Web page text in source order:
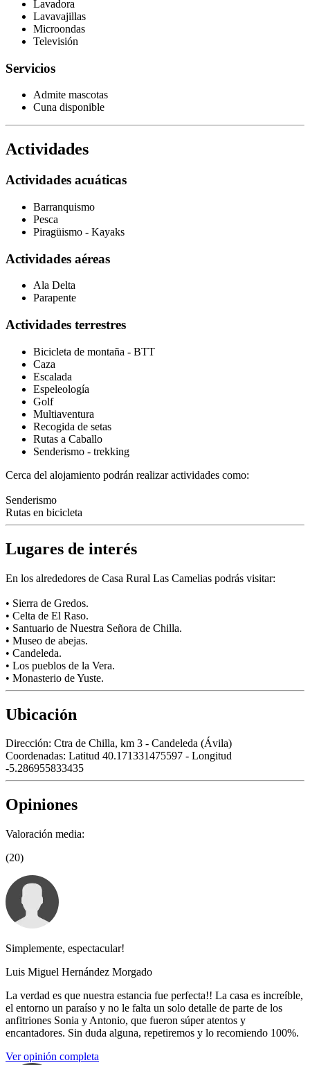
Lavadora
Lavavajillas
Microondas
Televisión
Servicios
Admite mascotas
Cuna disponible
Actividades
Actividades acuáticas
Barranquismo
Pesca
Piragüismo - Kayaks
Actividades aéreas
Ala Delta
Parapente
Actividades terrestres
Bicicleta de montaña - BTT
Caza
Escalada
Espeleología
Golf
Multiaventura
Recogida de setas
Rutas a Caballo
Senderismo - trekking
Cerca del alojamiento podrán realizar actividades como:
Senderismo
Rutas en bicicleta
Lugares de interés
En los alrededores de Casa Rural Las Camelias podrás visitar:
• Sierra de Gredos.
• Celta de El Raso.
• Santuario de Nuestra Señora de Chilla.
• Museo de abejas.
• Candeleda.
• Los pueblos de la Vera.
• Monasterio de Yuste.
Ubicación
Dirección: Ctra de Chilla, km 3 - Candeleda (Ávila)
Coordenadas: Latitud 40.171331475597 - Longitud
-5.286955833435
Opiniones
Valoración media:
(20)
Simplemente, espectacular!
Luis Miguel Hernández Morgado
La verdad es que nuestra estancia fue perfecta!! La casa es increíble,
el entorno un paraíso y no le falta un solo detalle de parte de los
anfitriones Sonia y Antonio, que fueron súper atentos y
encantadores. Sin duda alguna, repetiremos y lo recomiendo 100%.
Ver opinión completa